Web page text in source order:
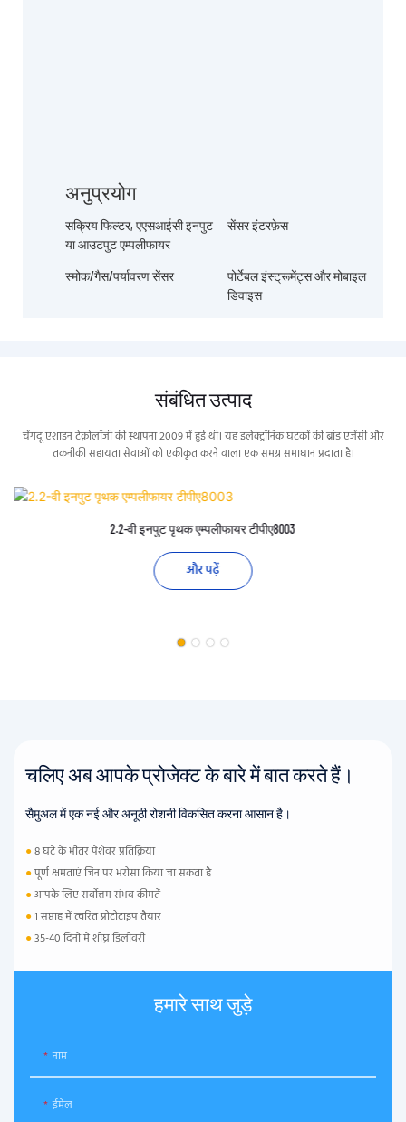
अनुप्रयोग
सक्रिय फिल्टर, एएसआईसी इनपुट
या आउटपुट एम्पलीफायर
सेंसर इंटरफ़ेस
स्मोक/गैस/पर्यावरण सेंसर
पोर्टेबल इंस्ट्रूमेंट्स और मोबाइल
डिवाइस
संबंधित उत्पाद
चेंगदू एशाइन टेक्नोलॉजी की स्थापना 2009 में हुई थी। यह इलेक्ट्रॉनिक घटकों की ब्रांड एजेंसी और
तकनीकी सहायता सेवाओं को एकीकृत करने वाला एक समग्र समाधान प्रदाता है।
2.2-वी इनपुट पृथक एम्पलीफायर टीपीए8003
और पढ़ें
चलिए अब आपके प्रोजेक्ट के बारे में बात करते हैं।
सैमुअल में एक नई और अनूठी रोशनी विकसित करना आसान है।
●8 घंटे के भीतर पेशेवर प्रतिक्रिया
●पूर्ण क्षमताएं जिन पर भरोसा किया जा सकता है
●आपके लिए सर्वोत्तम संभव कीमतें
●1 सप्ताह में त्वरित प्रोटोटाइप तैयार
●35-40 दिनों में शीघ्र डिलीवरी
हमारे साथ जुड़े
नाम
ईमेल